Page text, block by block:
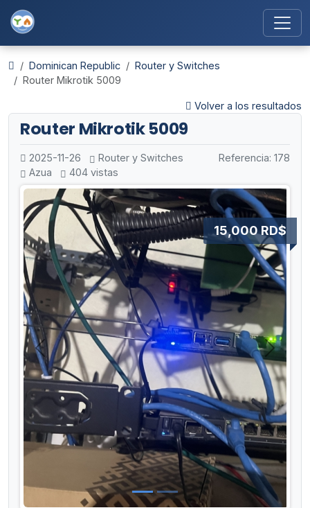
Dominican Republic
Router y Switches
Router Mikrotik 5009
Volver a los resultados
Router Mikrotik 5009
2025-11-26
Router y Switches
Azua
404 vistas
Referencia: 178
15,000 RD$
Anterior